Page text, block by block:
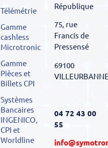
Télémétrie
Gamme
cashless
Microtronic
Gamme
Pièces et
Billets CPI
Systèmes
Bancaires
INGENICO,
CPI et
Worldline
République
75, rue
Francis de
Pressensé
69100
04 72 43 00
55